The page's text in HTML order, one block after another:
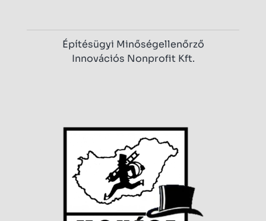
Építésügyi Minőségellenőrző
Innovációs Nonprofit Kft.